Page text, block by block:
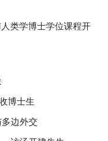
类学博士学位课程开
博士生
边外交